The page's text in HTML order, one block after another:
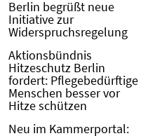
Berlin begrüßt neue
Initiative zur
Widerspruchsregelung
Aktionsbündnis
Hitzeschutz Berlin
fordert: Pflegebedürftige
Menschen besser vor
Hitze schützen
Neu im Kammerportal: